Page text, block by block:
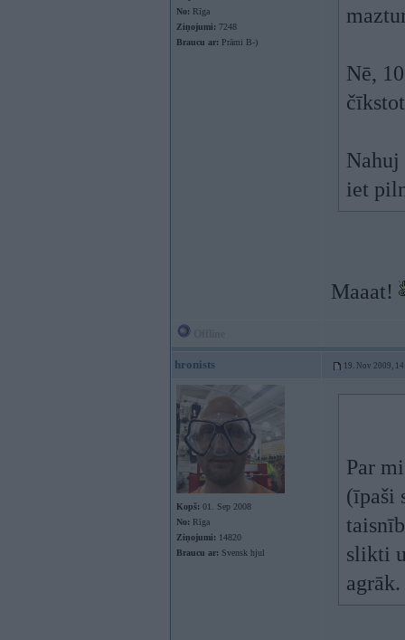
No: Rīga
Ziņojumi: 7248
Braucu ar: Prāmi B-)
Nē,
Nahuj
iet
Maaat!
hronists 19. Nov 2009,
Kopš: 01. Sep 2008
No: Rīga
Ziņojumi: 14820
Braucu ar: Svensk hjul
Par
(īpaši
slikti